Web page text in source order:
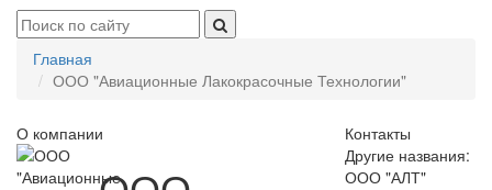
Главная
ООО "Авиационные Лакокрасочные Технологии"
О компании
Контакты
Другие названия:
ООО "АЛТ"